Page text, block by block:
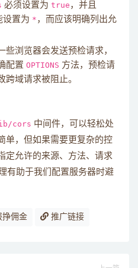
必须设置为 true ，并且
设置为 * ，而应该明确列出允
些浏览器会发送预检请求，
配置 OPTIONS 方法，预检请
跨域请求被阻止。
cors 中间件，可以轻松处
单，但如果需要更复杂的控
定允许的来源、方法、请求
有助于我们配置服务器时避
佣金 推广链接